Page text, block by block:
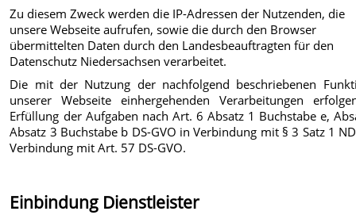
Zu diesem Zweck werden die IP-Adressen der Nutzenden, die
unsere Webseite aufrufen, sowie die durch den Browser
übermittelten Daten durch den Landesbeauftragten für den
Datenschutz Niedersachsen verarbeitet.
Die mit der Nutzung der nachfolgend beschriebenen
unserer Webseite einhergehenden Verarbeitungen
Erfüllung der Aufgaben nach Art. 6 Absatz 1 Buchstabe e,
Absatz 3 Buchstabe b DS-GVO in Verbindung mit § 3 Satz 1
Verbindung mit Art. 57 DS-GVO.
Einbindung Dienstleister